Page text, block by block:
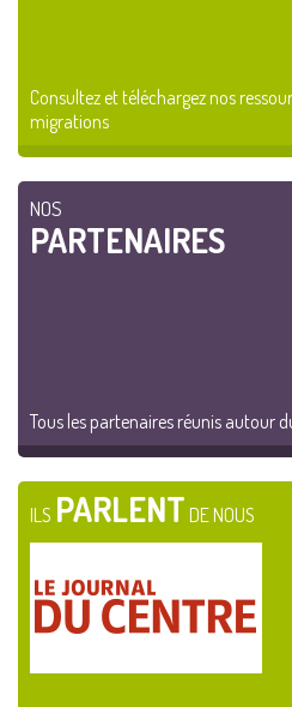
Consultez et téléchargez nos
migrations
NOS
PARTENAIRES
Tous les partenaires réunis autour
ILS PARLENT DE NOUS